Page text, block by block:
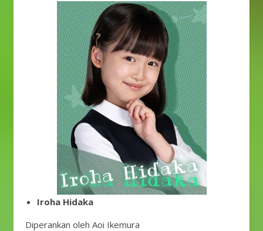
Iroha Hidaka
Diperankan oleh Aoi Ikemura